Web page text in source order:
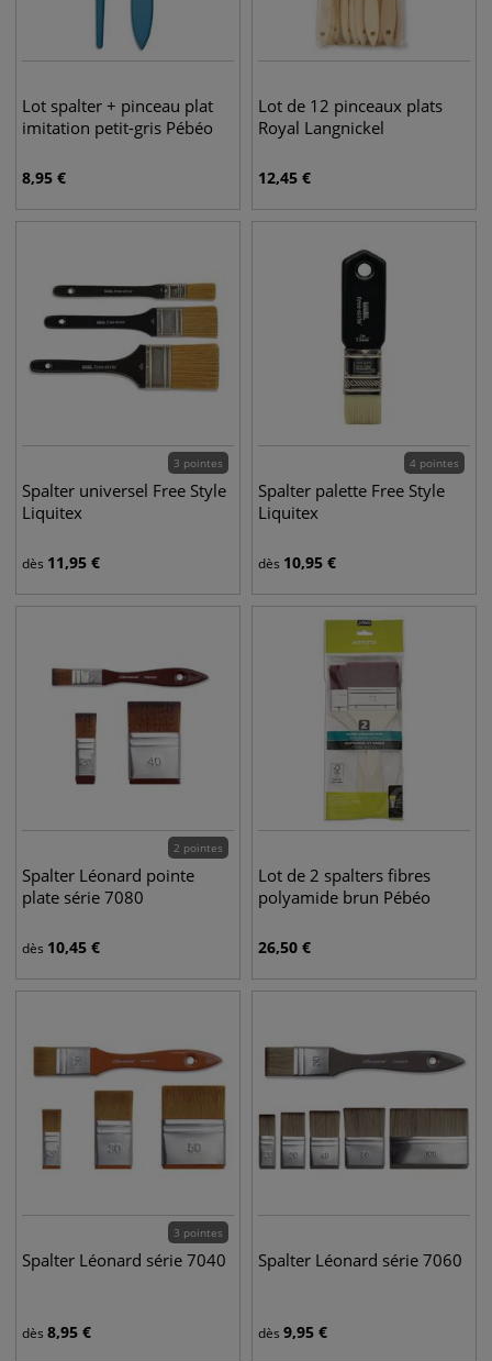
Lot spalter + pinceau plat
imitation petit-gris Pébéo
8,95 €
Lot de 12 pinceaux plats
Royal Langnickel
12,45 €
3 pointes
Spalter universel Free Style
Liquitex
dès 11,95 €
4 pointes
Spalter palette Free Style
Liquitex
dès 10,95 €
2 pointes
Spalter Léonard pointe
plate série 7080
dès 10,45 €
Lot de 2 spalters fibres
polyamide brun Pébéo
26,50 €
3 pointes
Spalter Léonard série 7040
dès 8,95 €
Spalter Léonard série 7060
dès 9,95 €